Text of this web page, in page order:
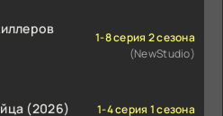
1-8 серия 2 сезона
(NewStudio)
(2026)
1-4 серия 1 сезона